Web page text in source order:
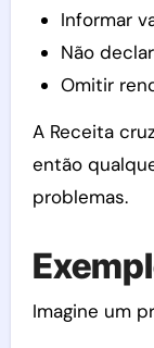
Informar
Não
Omitir
A Receita
então
problemas.
Imagine um